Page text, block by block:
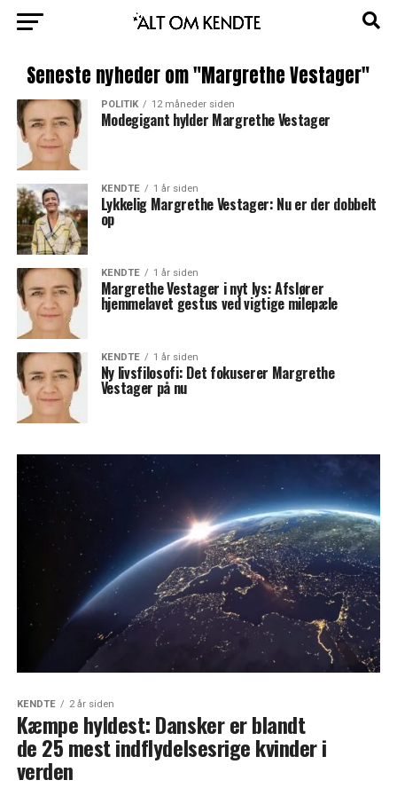
Seneste nyheder om "Margrethe Vestager"
POLITIK 12 måneder siden
Modegigant hylder Margrethe Vestager
KENDTE 1 år siden
Lykkelig Margrethe Vestager: Nu er der dobbelt
op
KENDTE 1 år siden
Margrethe Vestager i nyt lys: Afslører
hjemmelavet gestus ved vigtige milepæle
KENDTE 1 år siden
Ny livsfilosofi: Det fokuserer Margrethe
Vestager på nu
KENDTE 2 år siden
Kæmpe hyldest: Dansker er blandt
de 25 mest indflydelsesrige kvinder i
verden